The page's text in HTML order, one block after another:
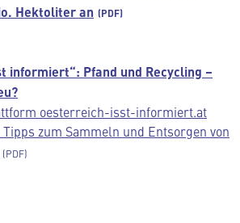
Hektoliter an
informiert“: Pfand und Recycling –
oesterreich-isst-informiert.at
zum Sammeln und Entsorgen von